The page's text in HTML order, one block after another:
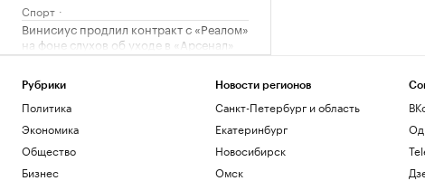
Спорт
Винисиус продлил контракт с «Реалом»
на фоне слухов об уходе в «Арсенал»
Российский прыгун в воду взял второе
золото на чемпионате Европы
Спорт
«Аэрофлот» предупредил об
изменении расписания в Сочи и
Геленджике
Рубрики
Политика
Экономика
Общество
Бизнес
Новости регионов
Санкт-Петербург и область
Екатеринбург
Новосибирск
Омск